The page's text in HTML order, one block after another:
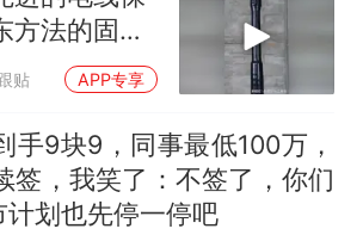
方法的固定
贴 APP专享
手9块9，同事最低100万，
签，我笑了：不签了，你们
划也先停一停吧